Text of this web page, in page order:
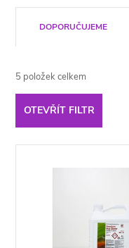
a
z
e
DOPORUČUJEME
5 položek celkem
OTEVŘÍT FILTR